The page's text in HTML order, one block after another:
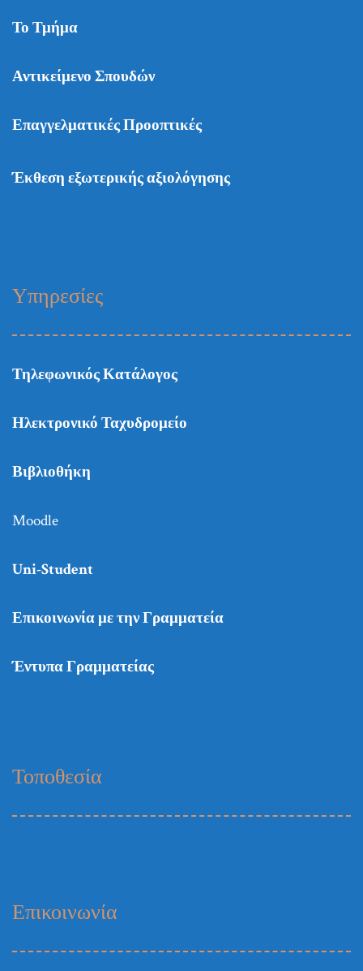
Το Τμήμα
Αντικείμενο Σπουδών
Επαγγελματικές Προοπτικές
Έκθεση εξωτερικής αξιολόγησης
Υπηρεσίες
Τηλεφωνικός Κατάλογος
Ηλεκτρονικό Ταχυδρομείο
Βιβλιοθήκη
Moodle
Uni-Student
Επικοινωνία με την Γραμματεία
Έντυπα Γραμματείας
Τοποθεσία
Επικοινωνία